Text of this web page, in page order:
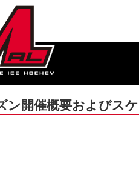
ン開催概要およびス